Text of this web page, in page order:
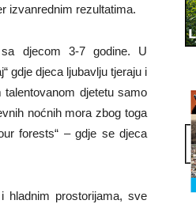
izvanrednim rezultatima.
sa djecom 3-7 godine. U
gdje djeca ljubavlju tjeraju i
djetetu samo
noćnih mora zbog toga
forests“ – gdje se djeca
prostorijama, sve